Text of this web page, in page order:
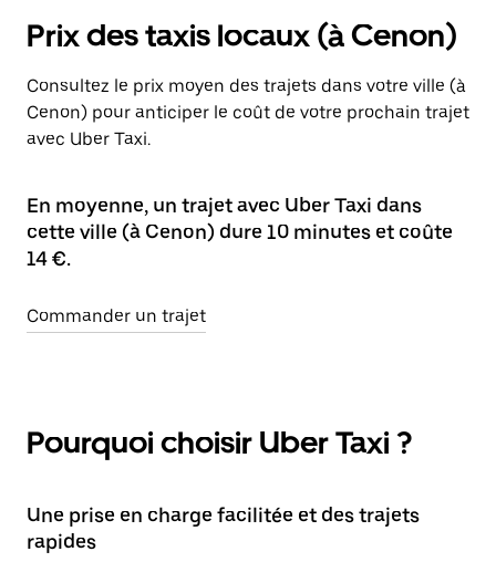
Prix des taxis locaux (à Cenon)
Consultez le prix moyen des trajets dans votre ville (à
Cenon) pour anticiper le coût de votre prochain trajet
avec Uber Taxi.
En moyenne, un trajet avec Uber Taxi dans
cette ville (à Cenon) dure 10 minutes et coûte
14 €.
Commander un trajet
Pourquoi choisir Uber Taxi ?
Une prise en charge facilitée et des trajets
rapides